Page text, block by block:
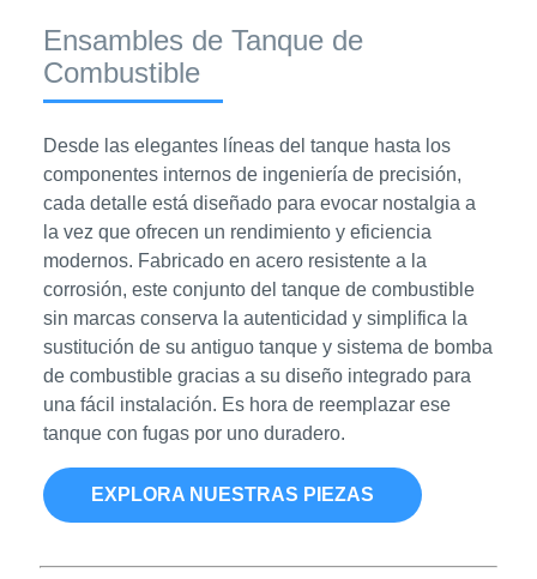
Ensambles de Tanque de
Combustible
Desde las elegantes líneas del tanque hasta los
componentes internos de ingeniería de precisión,
cada detalle está diseñado para evocar nostalgia a
la vez que ofrecen un rendimiento y eficiencia
modernos. Fabricado en acero resistente a la
corrosión, este conjunto del tanque de combustible
sin marcas conserva la autenticidad y simplifica la
sustitución de su antiguo tanque y sistema de bomba
de combustible gracias a su diseño integrado para
una fácil instalación. Es hora de reemplazar ese
tanque con fugas por uno duradero.
EXPLORA NUESTRAS PIEZAS